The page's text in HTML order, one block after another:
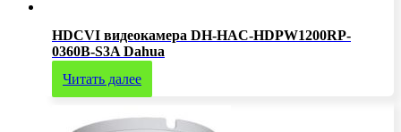
HDCVI видеокамера DH-HAC-HDPW1200RP-
0360B-S3A Dahua
Читать далее